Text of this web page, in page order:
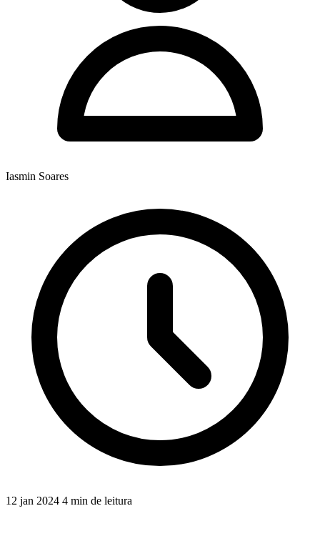
Iasmin Soares
12 jan 2024 4 min de leitura